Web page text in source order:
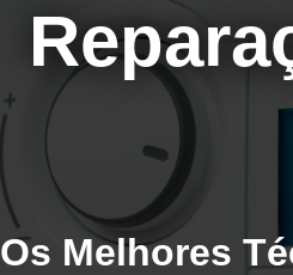
Os Melhores